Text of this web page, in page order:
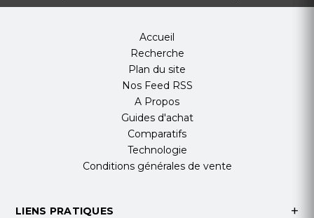
Accueil
Recherche
Plan du site
Nos Feed RSS
A Propos
Guides d'achat
Comparatifs
Technologie
Conditions générales de vente
LIENS PRATIQUES